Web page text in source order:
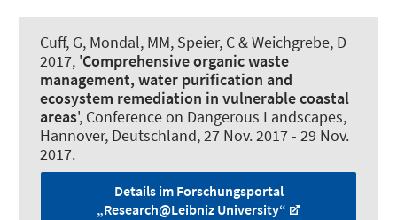
Cuff, G, Mondal, MM, Speier, C & Weichgrebe, D
2017, 'Comprehensive organic waste
management, water purification and
ecosystem remediation in vulnerable coastal
areas', Conference on Dangerous Landscapes,
Hannover, Deutschland,27 Nov. 2017- 29 Nov.
2017.
Details im Forschungsportal
„Research@Leibniz University“